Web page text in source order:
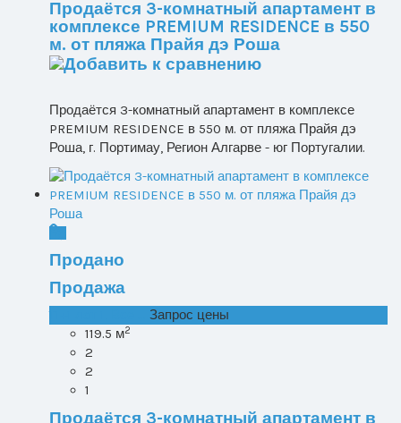
Продаётся 3-комнатный апартамент в
комплексе PREMIUM RESIDENCE в 550
м. от пляжа Прайя дэ Роша
Продаётся 3-комнатный апартамент в комплексе
PREMIUM RESIDENCE в 550 м. от пляжа Прайя дэ
Роша, г. Портимау, Регион Алгарве - юг Португалии.
Продано
Продажа
Запрос цены
119.5 м2
2
2
1
Продаётся 3-комнатный апартамент в